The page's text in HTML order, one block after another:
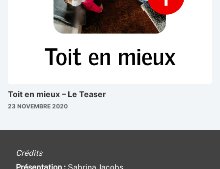
Toit en mieux – Le Teaser
23 NOVEMBRE 2020
Crédits